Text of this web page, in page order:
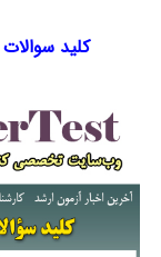
کلید سوالات